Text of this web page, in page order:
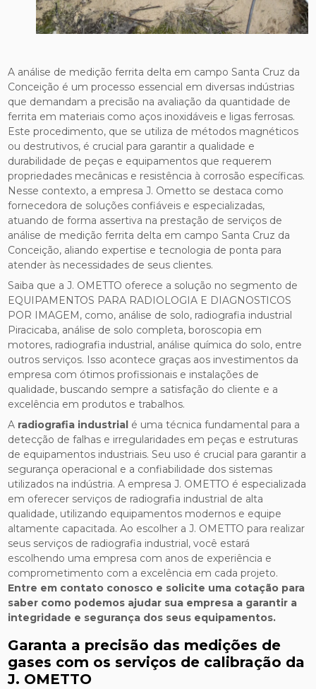
A análise de medição ferrita delta em campo Santa Cruz da
Conceição é um processo essencial em diversas indústrias
que demandam a precisão na avaliação da quantidade de
ferrita em materiais como aços inoxidáveis e ligas ferrosas.
Este procedimento, que se utiliza de métodos magnéticos
ou destrutivos, é crucial para garantir a qualidade e
durabilidade de peças e equipamentos que requerem
propriedades mecânicas e resistência à corrosão específicas.
Nesse contexto, a empresa J. Ometto se destaca como
fornecedora de soluções confiáveis e especializadas,
atuando de forma assertiva na prestação de serviços de
análise de medição ferrita delta em campo Santa Cruz da
Conceição, aliando expertise e tecnologia de ponta para
atender às necessidades de seus clientes.
Saiba que a J. OMETTO oferece a solução no segmento de
EQUIPAMENTOS PARA RADIOLOGIA E DIAGNOSTICOS
POR IMAGEM, como, análise de solo, radiografia industrial
Piracicaba, análise de solo completa, boroscopia em
motores, radiografia industrial, análise química do solo, entre
outros serviços. Isso acontece graças aos investimentos da
empresa com ótimos profissionais e instalações de
qualidade, buscando sempre a satisfação do cliente e a
excelência em produtos e trabalhos.
A radiografia industrial é uma técnica fundamental para a
detecção de falhas e irregularidades em peças e estruturas
de equipamentos industriais. Seu uso é crucial para garantir a
segurança operacional e a confiabilidade dos sistemas
utilizados na indústria. A empresa J. OMETTO é especializada
em oferecer serviços de radiografia industrial de alta
qualidade, utilizando equipamentos modernos e equipe
altamente capacitada. Ao escolher a J. OMETTO para realizar
seus serviços de radiografia industrial, você estará
escolhendo uma empresa com anos de experiência e
comprometimento com a excelência em cada projeto.
Entre em contato conosco e solicite uma cotação para
saber como podemos ajudar sua empresa a garantir a
integridade e segurança dos seus equipamentos.
Garanta a precisão das medições de
gases com os serviços de calibração da
J. OMETTO